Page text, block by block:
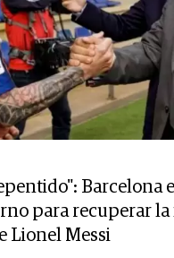
Barcelona
para recuperar la
Lionel Messi